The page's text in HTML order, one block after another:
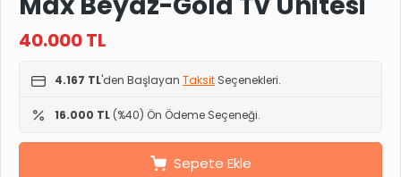
40.000TL
4.167 TL'den Başlayan Taksit Seçenekleri.
16.000 TL (%40) Ön Ödeme Seçeneği.
Sepete Ekle